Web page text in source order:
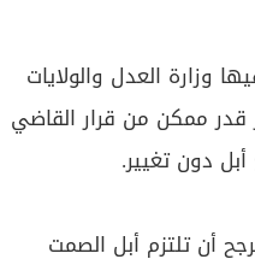
وزارة العدل والولايات
قدر ممكن من قرار القاضي
دون تغيير.
أن تلتزم أبل الصمت